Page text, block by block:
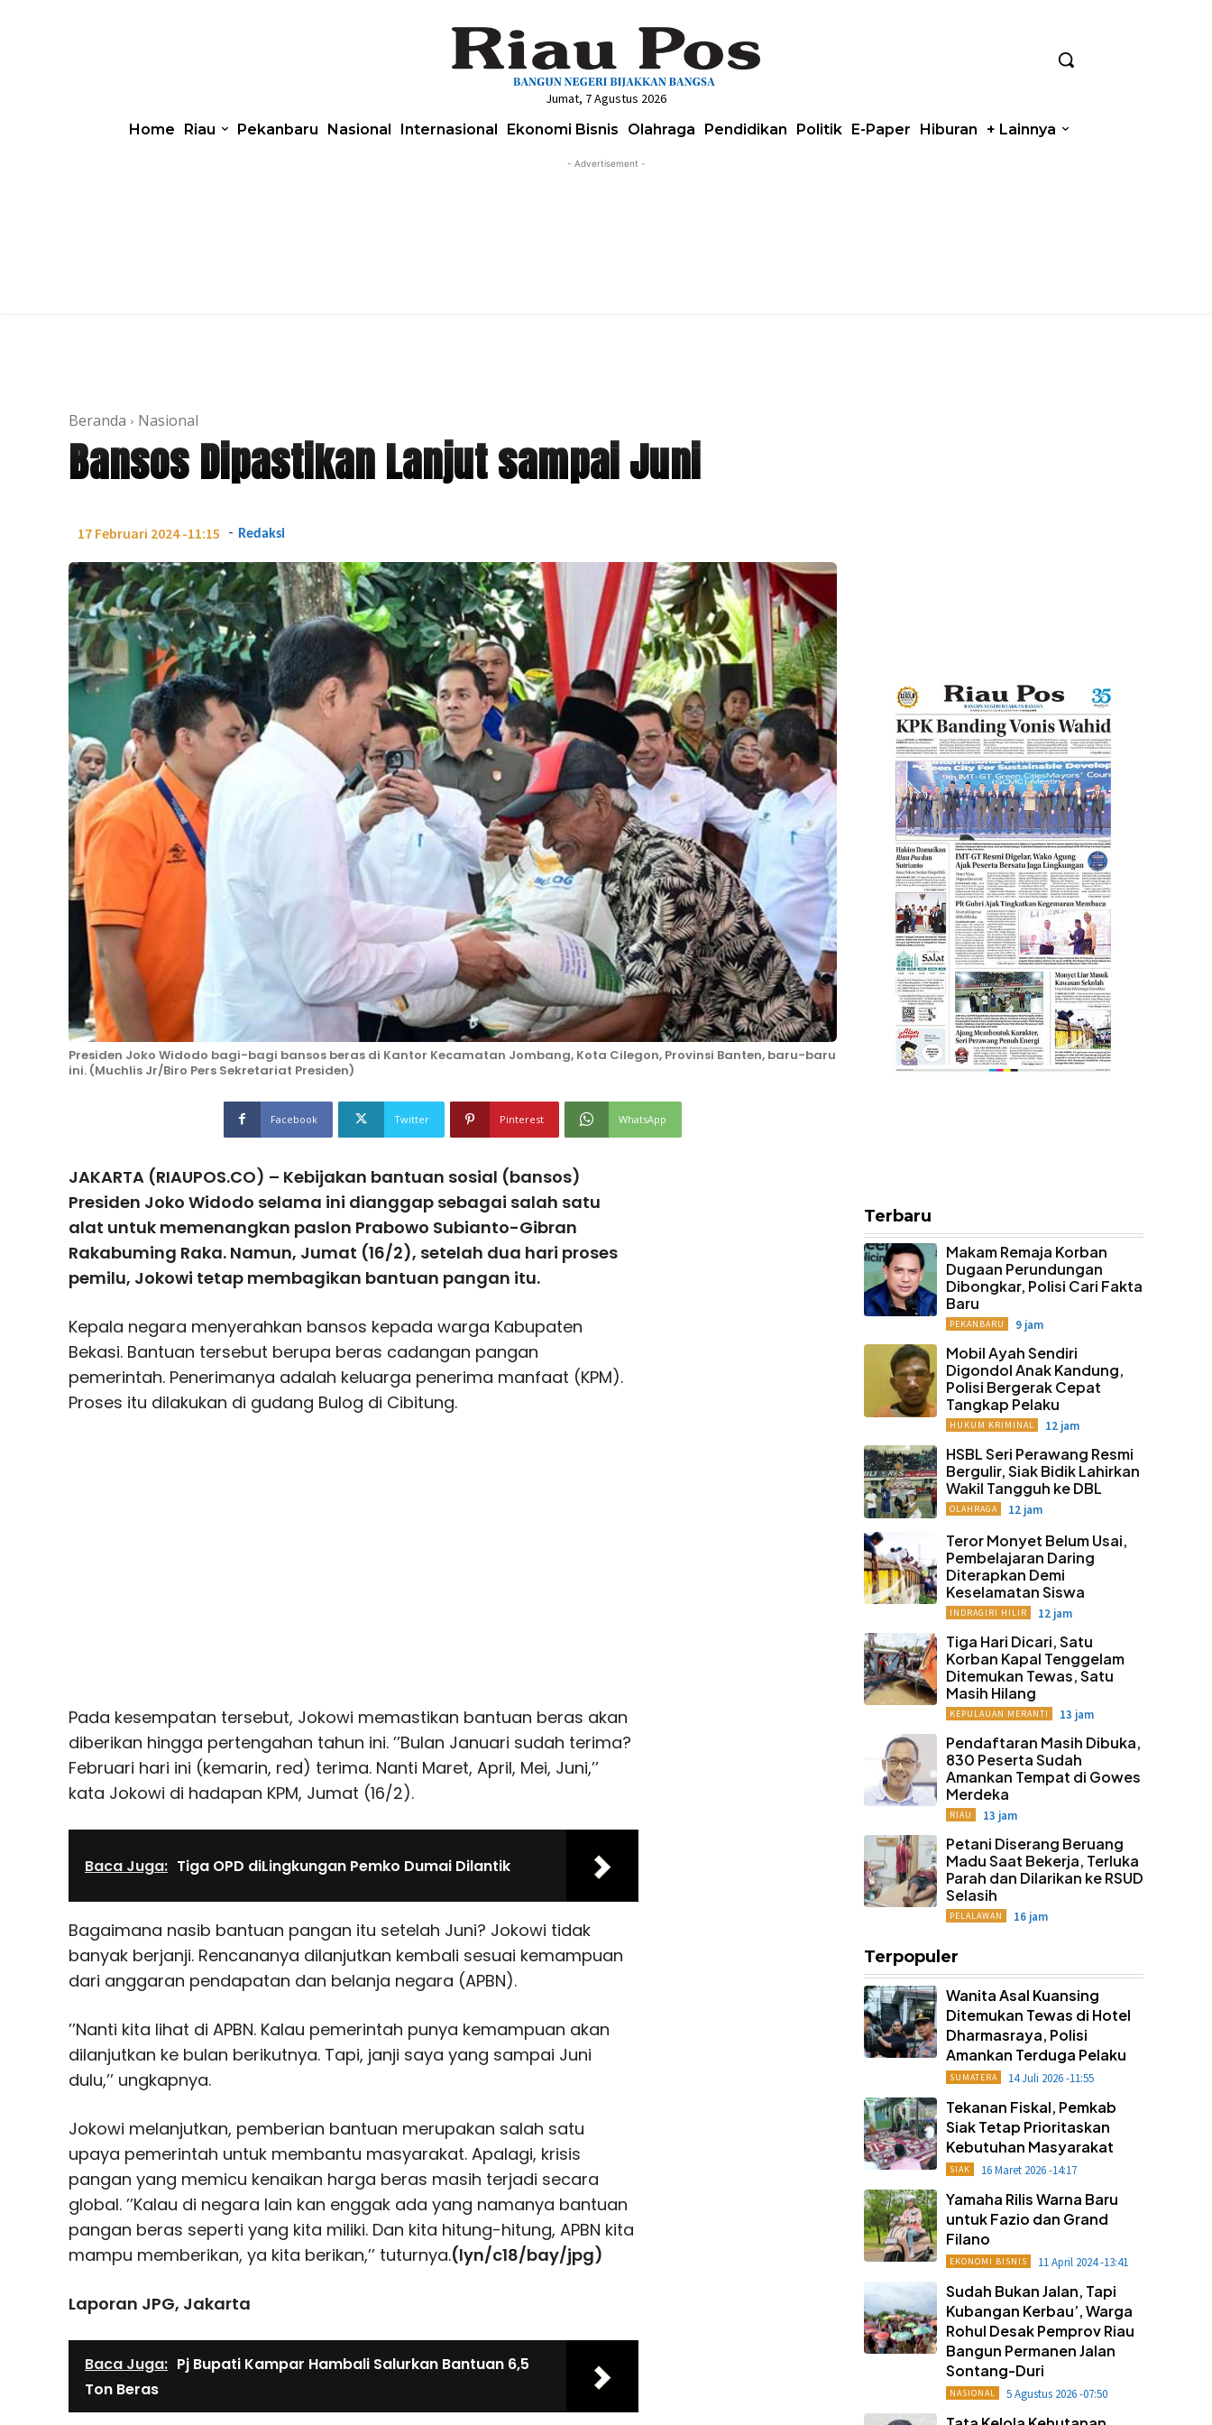
Jumat, 7 Agustus 2026
Home Riau Pekanbaru Nasional Internasional Ekonomi Bisnis Olahraga Pendidikan Politik E-Paper Hiburan + Lainnya
- Advertisement -
Beranda Nasional
Bansos Dipastikan Lanjut sampai Juni
17 Februari 2024 -11:15 - Redaksi
Presiden Joko Widodo bagi-bagi bansos beras di Kantor Kecamatan Jombang, Kota Cilegon, Provinsi Banten, baru-baru
ini. (Muchlis Jr/Biro Pers Sekretariat Presiden)
Facebook Twitter Pinterest WhatsApp
JAKARTA (RIAUPOS.CO) – Kebijakan bantuan sosial (bansos)
Presiden Joko Widodo selama ini dianggap sebagai salah satu
alat untuk memenangkan paslon Prabowo Subianto-Gibran
Rakabuming Raka. Namun, Jumat (16/2), setelah dua hari proses
pemilu, Jokowi tetap membagikan bantuan pangan itu.
Kepala negara menyerahkan bansos kepada warga Kabupaten
Bekasi. Bantuan tersebut berupa beras cadangan pangan
pemerintah. Penerimanya adalah keluarga penerima manfaat (KPM).
Proses itu dilakukan di gudang Bulog di Cibitung.
Pada kesempatan tersebut, Jokowi memastikan bantuan beras akan
diberikan hingga pertengahan tahun ini. ’’Bulan Januari sudah terima?
Februari hari ini (kemarin, red) terima. Nanti Maret, April, Mei, Juni,’’
kata Jokowi di hadapan KPM, Jumat (16/2).
Baca Juga: Tiga OPD diLingkungan Pemko Dumai Dilantik
Bagaimana nasib bantuan pangan itu setelah Juni? Jokowi tidak
banyak berjanji. Rencananya dilanjutkan kembali sesuai kemampuan
dari anggaran pendapatan dan belanja negara (APBN).
’’Nanti kita lihat di APBN. Kalau pemerintah punya kemampuan akan
dilanjutkan ke bulan berikutnya. Tapi, janji saya yang sampai Juni
dulu,’’ ungkapnya.
Jokowi melanjutkan, pemberian bantuan merupakan salah satu
upaya pemerintah untuk membantu masyarakat. Apalagi, krisis
pangan yang memicu kenaikan harga beras masih terjadi secara
global. ’’Kalau di negara lain kan enggak ada yang namanya bantuan
pangan beras seperti yang kita miliki. Dan kita hitung-hitung, APBN kita
mampu memberikan, ya kita berikan,’’ tuturnya.(lyn/c18/bay/jpg)
Laporan JPG, Jakarta
Baca Juga: Pj Bupati Kampar Hambali Salurkan Bantuan 6,5
Ton Beras
Terbaru
Makam Remaja Korban
Dugaan Perundungan
Dibongkar, Polisi Cari Fakta
Baru
PEKANBARU 9 jam
Mobil Ayah Sendiri
Digondol Anak Kandung,
Polisi Bergerak Cepat
Tangkap Pelaku
HUKUM KRIMINAL 12 jam
HSBL Seri Perawang Resmi
Bergulir, Siak Bidik Lahirkan
Wakil Tangguh ke DBL
OLAHRAGA 12 jam
Teror Monyet Belum Usai,
Pembelajaran Daring
Diterapkan Demi
Keselamatan Siswa
INDRAGIRI HILIR 12 jam
Tiga Hari Dicari, Satu
Korban Kapal Tenggelam
Ditemukan Tewas, Satu
Masih Hilang
KEPULAUAN MERANTI 13 jam
Pendaftaran Masih Dibuka,
830 Peserta Sudah
Amankan Tempat di Gowes
Merdeka
RIAU 13 jam
Petani Diserang Beruang
Madu Saat Bekerja, Terluka
Parah dan Dilarikan ke RSUD
Selasih
PELALAWAN 16 jam
Terpopuler
Wanita Asal Kuansing
Ditemukan Tewas di Hotel
Dharmasraya, Polisi
Amankan Terduga Pelaku
SUMATERA 14 Juli 2026 -11:55
Tekanan Fiskal, Pemkab
Siak Tetap Prioritaskan
Kebutuhan Masyarakat
SIAK 16 Maret 2026 -14:17
Yamaha Rilis Warna Baru
untuk Fazio dan Grand
Filano
EKONOMI BISNIS 11 April 2024 -13:41
Sudah Bukan Jalan, Tapi
Kubangan Kerbau’, Warga
Rohul Desak Pemprov Riau
Bangun Permanen Jalan
Sontang-Duri
NASIONAL 5 Agustus 2026 -07:50